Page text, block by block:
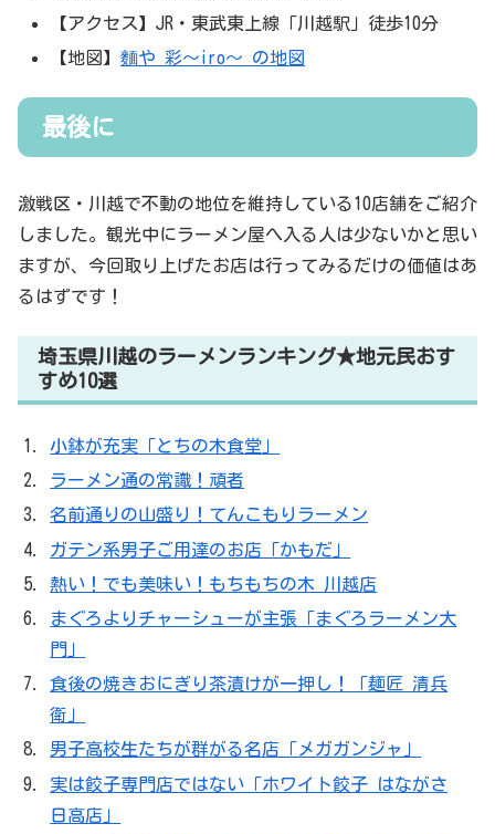
【アクセス】JR・東武東上線「川越駅」徒歩10分
【地図】麵や 彩～iro～ の地図
最後に
激戦区・川越で不動の地位を維持している10店舗をご紹介
しました。観光中にラーメン屋へ入る人は少ないかと思い
ますが、今回取り上げたお店は行ってみるだけの価値はあ
るはずです！
埼玉県川越のラーメンランキング★地元民おす
すめ10選
小鉢が充実「とちの木食堂」
ラーメン通の常識！頑者
名前通りの山盛り！てんこもりラーメン
ガテン系男子ご用達のお店「かもだ」
熱い！でも美味い！もちもちの木 川越店
まぐろよりチャーシューが主張「まぐろラーメン大
門」
食後の焼きおにぎり茶漬けが一押し！「麺匠 清兵
衛」
男子高校生たちが群がる名店「メガガンジャ」
実は餃子専門店ではない「ホワイト餃子 はながさ
日高店」